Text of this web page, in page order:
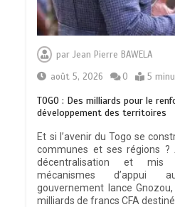
parJean Pierre BAWELA
août 5, 2026
0 5
TOGO : Des milliards pour le
développement des territoires
Et si l’avenir du Togo se
communes et ses régions ?
décentralisation et mis
mécanismes d’appui
gouvernement lance
milliards de francs CFA destiné